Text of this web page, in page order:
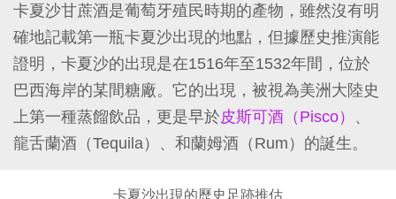
卡夏沙甘蔗酒是葡萄牙殖民時期的產物，雖然沒有明
確地記載第一瓶卡夏沙出現的地點，但據歷史推演能
證明，卡夏沙的出現是在1516年至1532年間，位於
巴西海岸的某間糖廠。它的出現，被視為美洲大陸史
上第一種蒸餾飲品，更是早於皮斯可酒（Pisco） 、
龍舌蘭酒（Tequila）、和蘭姆酒（Rum）的誕生。
卡夏沙出現的歷史足跡推估